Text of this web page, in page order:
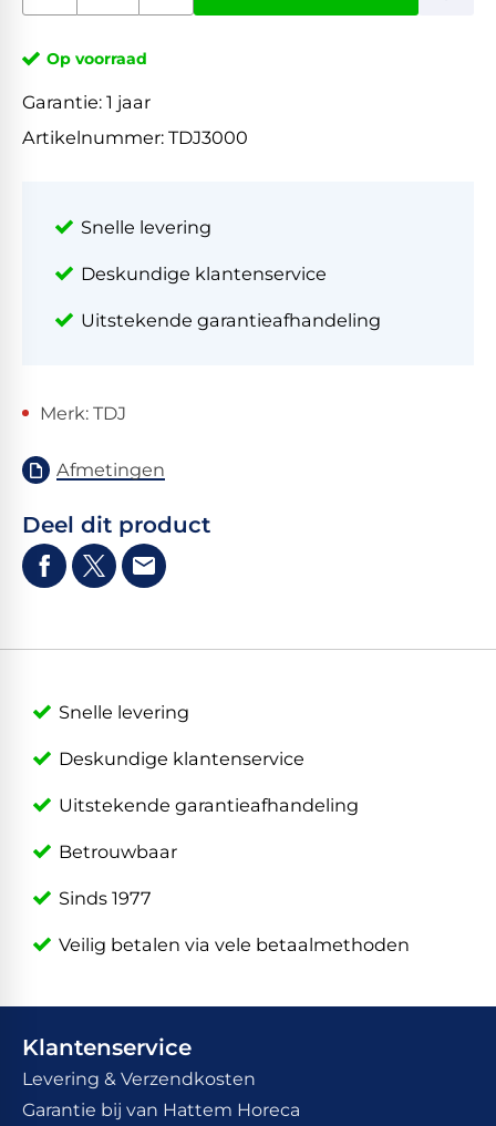
Op voorraad
Garantie: 1 jaar
Artikelnummer: TDJ3000
Snelle levering
Deskundige klantenservice
Uitstekende garantieafhandeling
Merk: TDJ
Afmetingen
Deel dit product
Snelle levering
Deskundige klantenservice
Uitstekende garantieafhandeling
Betrouwbaar
Sinds 1977
Veilig betalen via vele betaalmethoden
Klantenservice
Levering & Verzendkosten
Garantie bij van Hattem Horeca